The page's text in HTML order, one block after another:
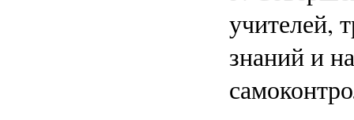
учителей,
знаний и